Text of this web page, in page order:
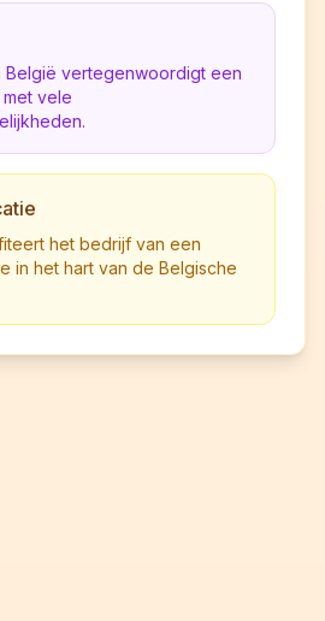
België vertegenwoordigt een
vele
het bedrijf van een
in het hart van de Belgische